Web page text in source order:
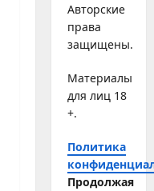
Авторские
права
защищены.
Материалы
для лиц 18
+.
Политика
Продолжая